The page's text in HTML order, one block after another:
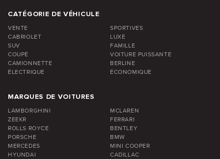
CATÉGORIE DE VÉHICULE
VENTE
SPORTIVES
CABRIOLET
LUXE
SUV
FAMILLE
COUPÉ
VOITURE PUISSANTE
CAMIONNETTE
BERLINE
ÉLECTRIQUE
ÉCONOMIQUE
MARQUES DE VOITURES
LAMBORGHINI
MCLAREN
ZEEKR
FERRARI
ROLLS ROYCE
BENTLEY
PORSCHE
BMW
MERCEDES
MINI COOPER
HYUNDAI
CADILLAC